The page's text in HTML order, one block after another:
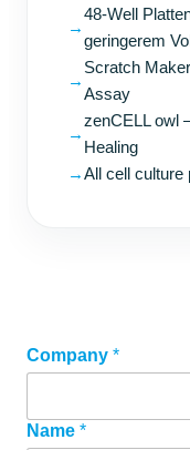
→
48-Well
geringerem
→
Scratch
Assay
→
zenCELL owl
Healing
→All cell culture
Company *
Name *
G
D
R
N